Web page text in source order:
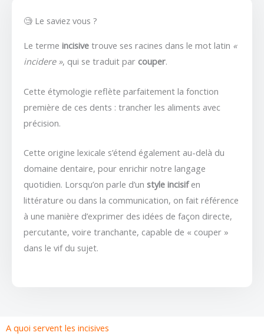
🧐 Le saviez vous ?
Le terme incisive trouve ses racines dans le mot latin «
incidere », qui se traduit par couper.
Cette étymologie reflète parfaitement la fonction
première de ces dents : trancher les aliments avec
précision.
Cette origine lexicale s’étend également au-delà du
domaine dentaire, pour enrichir notre langage
quotidien. Lorsqu’on parle d’un style incisifen
littérature ou dans la communication, on fait référence
à une manière d’exprimer des idées de façon directe,
percutante, voire tranchante, capable de « couper »
dans le vif du sujet.
A quoi servent les incisives